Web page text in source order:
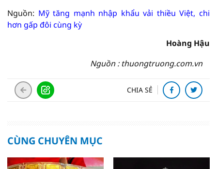
Nguồn: Mỹ tăng mạnh nhập khẩu vải thiều Việt, chi
hơn gấp đôi cùng kỳ
Hoàng Hậu
Nguồn : thuongtruong.com.vn
CHIA SẺ
CÙNG CHUYÊN MỤC